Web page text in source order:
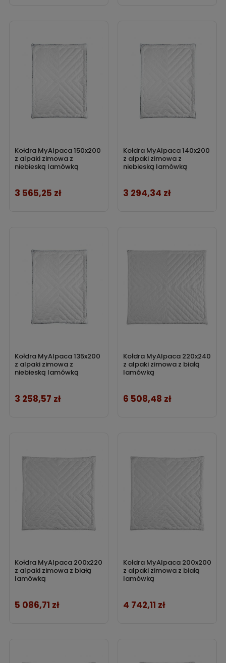
Kołdra MyAlpaca 150x200
z alpaki zimowa z
niebieską lamówką
Cena
3 565,25 zł
Kołdra MyAlpaca 140x200
z alpaki zimowa z
niebieską lamówką
Cena
3 294,34 zł
Kołdra MyAlpaca 135x200
z alpaki zimowa z
niebieską lamówką
Cena
3 258,57 zł
Kołdra MyAlpaca 220x240
z alpaki zimowa z białą
lamówką
Cena
6 508,48 zł
Kołdra MyAlpaca 200x220
z alpaki zimowa z białą
lamówką
Cena
5 086,71 zł
Kołdra MyAlpaca 200x200
z alpaki zimowa z białą
lamówką
Cena
4 742,11 zł